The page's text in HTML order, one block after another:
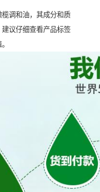
调和油，其成分和质
议仔细查看产品标签